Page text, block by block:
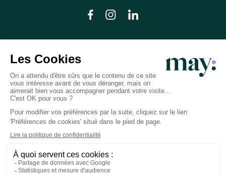
© LN CARE 2026
Politique de confidentialité
Conditions générales d’utilisation
Plan du site
Crédits photos